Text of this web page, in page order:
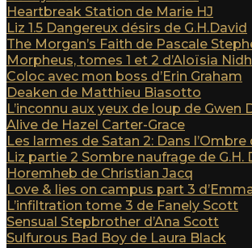
Heartbreak Station de Marie HJ
Liz 1.5 Dangereux désirs de G.H.David
The Morgan’s Faith de Pascale
Morpheus, tomes 1 et 2 d’Aloïsia
Coloc avec mon boss d’Erin Graham
Deaken de Matthieu Biasotto
L’inconnu aux yeux de loup de Gwen
Alive de Hazel Carter-Grace
Les larmes de Satan 2: Dans l’Ombre
Liz partie 2 Sombre naufrage de G.H.
Horemheb de Christian Jacq
Love & lies on campus part 3
L’infiltration tome 3 de Fanely Scott
Sensual Stepbrother d’Ana Scott
Sulfurous Bad Boy de Laura Black